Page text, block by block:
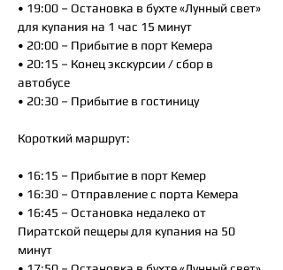
• 19:00 – Остановка в бухте «Лунный свет»
для купания на 1 час 15 минут
• 20:00 – Прибытие в порт Кемера
• 20:15 – Конец экскурсии / сбор в
автобусе
• 20:30 – Прибытие в гостиницу
Короткий маршрут:
• 16:15 – Прибытие в порт Кемер
• 16:30 – Отправление с порта Кемера
• 16:45 – Остановка недалеко от
Пиратской пещеры для купания на 50
минут